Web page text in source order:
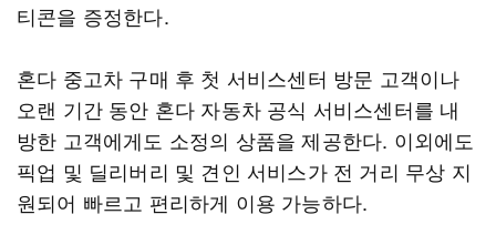
티콘을 증정한다.
혼다 중고차 구매 후 첫 서비스센터 방문 고객이나
오랜 기간 동안 혼다 자동차 공식 서비스센터를 내
방한 고객에게도 소정의 상품을 제공한다. 이외에도
픽업 및 딜리버리 및 견인 서비스가 전 거리 무상 지
원되어 빠르고 편리하게 이용 가능하다.